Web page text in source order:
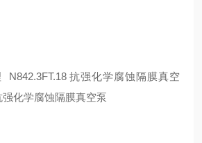
N842.3FT.18 抗强化学腐蚀隔膜真空
强化学腐蚀隔膜真空泵